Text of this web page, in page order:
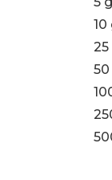
10
‎25
‎50